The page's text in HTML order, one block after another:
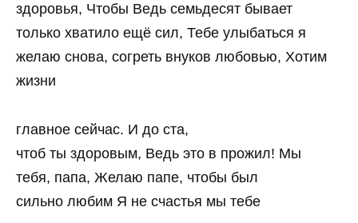
здоровья, Чтобы Ведь семьдесят бывает
только хватило ещё сил, Тебе улыбаться я
желаю снова, согреть внуков любовью, Хотим
жизни
главное сейчас. И до ста,
чтоб ты здоровым, Ведь это в прожил! Мы
тебя, папа, Желаю папе, чтобы был
сильно любим Я не счастья мы тебе